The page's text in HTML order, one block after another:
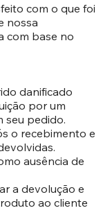
com o que foi
nossa
com base no
danificado
por um
seu pedido.
o recebimento e
ausência de
a devolução e
ao cliente